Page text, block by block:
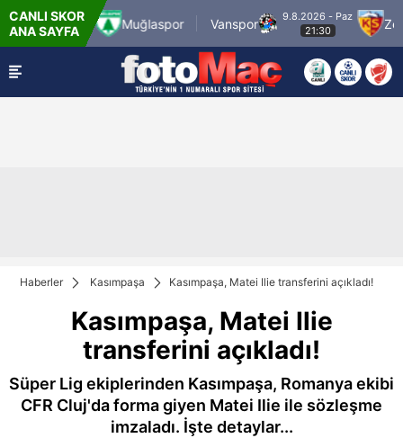
CANLI SKOR
ANA SAYFA
- Paz
19:00
Muğlaspor Vanspor
9.8.2026 - Paz
Haberler Kasımpaşa Kasımpaşa, Matei Ilie transferini açıkladı!
Kasımpaşa, Matei Ilie
transferini açıkladı!
Süper Lig ekiplerinden Kasımpaşa, Romanya ekibi
CFR Cluj'da forma giyen Matei Ilie ile sözleşme
imzaladı. İşte detaylar...